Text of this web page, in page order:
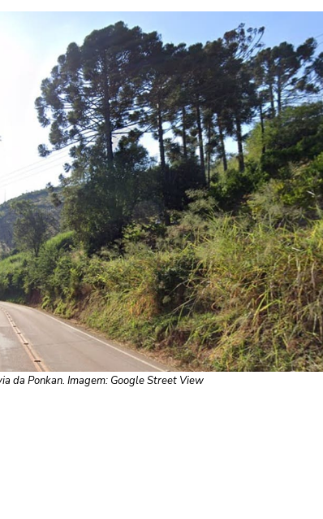
da Ponkan. Imagem: Google Street View